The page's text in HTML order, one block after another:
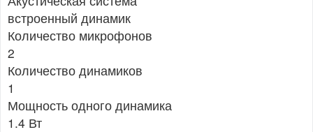
встроенный динамик
Количество микрофонов
2
Количество динамиков
1
Мощность одного динамика
1.4 Вт